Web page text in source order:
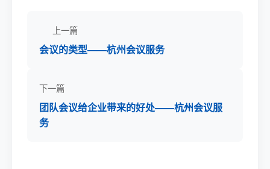
上一篇
会议的类型——杭州会议服务
下一篇
团队会议给企业带来的好处——杭州会议服
务